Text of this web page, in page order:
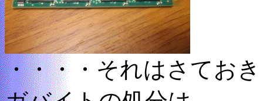
・・・・それはさてお